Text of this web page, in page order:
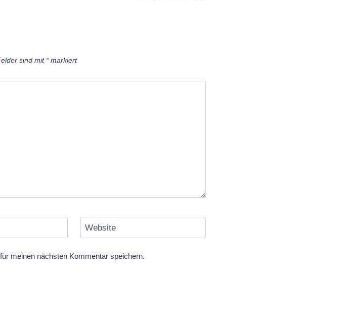
sind mit *markiert
Website
meinen nächsten Kommentar speichern.